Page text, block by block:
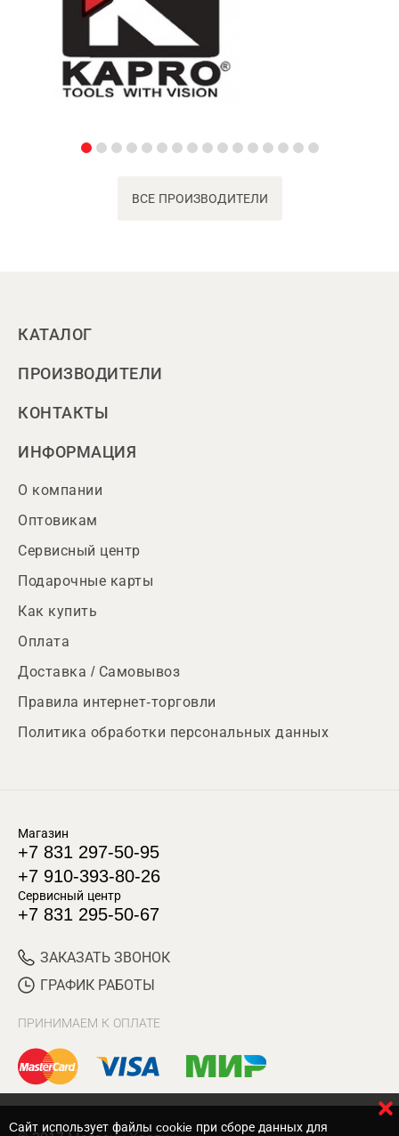
ВСЕ ПРОИЗВОДИТЕЛИ
КАТАЛОГ
ПРОИЗВОДИТЕЛИ
КОНТАКТЫ
ИНФОРМАЦИЯ
О компании
Оптовикам
Сервисный центр
Подарочные карты
Как купить
Оплата
Доставка / Самовывоз
Правила интернет-торговли
Политика обработки персональных данных
Магазин
+7 831 297-50-95
+7 910-393-80-26
Сервисный центр
+7 831 295-50-67
ЗАКАЗАТЬ ЗВОНОК
ГРАФИК РАБОТЫ
ПРИНИМАЕМ К ОПЛАТЕ
Cайт использует файлы cookie при сборе данных для